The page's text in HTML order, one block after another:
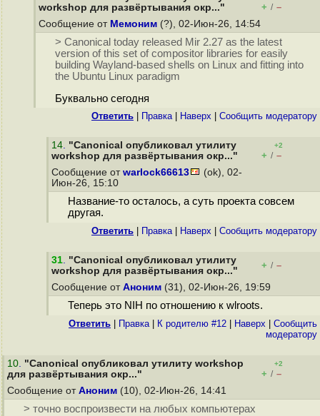
workshop для развёртывания окр..."
+ / –
Сообщение от Мемоним (?), 02-Июн-26, 14:54
> Canonical today released Mir 2.27 as the latest
version of this set of compositor libraries for easily
building Wayland-based shells on Linux and fitting into
the Ubuntu Linux paradigm
Буквально сегодня
Ответить Правка| Наверх Cообщить модератору
14. "Canonical опубликовал утилиту
workshop для развёртывания окр..."
+2
+ / –
Сообщение от warlock66613
(ok), 02-
Июн-26, 15:10
Название-то осталось, а суть проекта совсем
другая.
Ответить Правка| Наверх Cообщить модератору
31. "Canonical опубликовал утилиту
workshop для развёртывания окр..."
+ / –
Сообщение от Аноним (31), 02-Июн-26, 19:59
Теперь это NIH по отношению к wlroots.
Ответить Правка| К родителю #12 Наверх
Cообщить
модератору
10. "Canonical опубликовал утилиту workshop
для развёртывания окр..."
+2
+ / –
Сообщение от Аноним (10), 02-Июн-26, 14:41
> точно воспроизвести на любых компьютерах